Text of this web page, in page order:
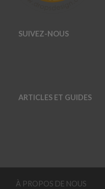
SUIVEZ-NOUS
ARTICLES ET GUIDES
À PROPOS DE NOUS